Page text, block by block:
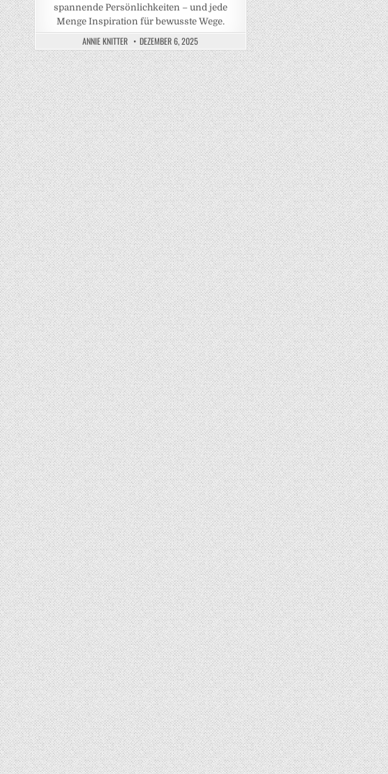
spannende Persönlichkeiten – und jede
Menge Inspiration für bewusste Wege.
ANNIE KNITTER DEZEMBER 6, 2025